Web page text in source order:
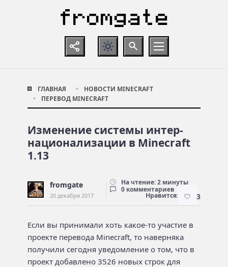
ГЛАВНАЯ
НОВОСТИ MINECRAFT
ПЕРЕВОД MINECRAFT
Изменение сис­темы интер­
нацио­нали­за­ции в Minecraft
1.13
fromgate
20 декабря 2017
На чтение: 2 минуты
0 комментариев
Нравится: 3
Если вы принимали хоть какое-то участие в
проекте перевода Minecraft, то наверняка
получили сегодня уведомление о том, что в
проект добавлено 3526 новых строк для